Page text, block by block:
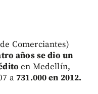
Comerciantes)
años se dio un
en Medellín,
a731.000 en 2012.